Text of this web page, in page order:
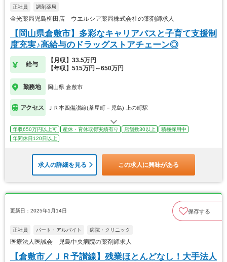
正社員 調剤薬局
金光薬局児島柳田店 ウエルシア薬局株式会社の薬剤師求人
【岡山県倉敷市】多彩なキャリアパスと子育て支援制
度充実♪高給与のドラッグストアチェーン◎
給与
【月収】33.5万円
【年収】515万円～650万円
勤務地 岡山県 倉敷市
アクセス ＪＲ本四備讃線(茶屋町－児島) 上の町駅
年収650万円以上可 産休・育休取得実績有り 店舗数30以上
積極採用中
年間休日120日以上
求人の詳細を見る この求人に興味がある
更新日：2025年1月14日 保存する
正社員 パート・アルバイト 病院・クリニック
医療法人医誠会 児島中央病院の薬剤師求人
【倉敷市／ＪＲ予讃線】残業ほとんどなし！大手法人